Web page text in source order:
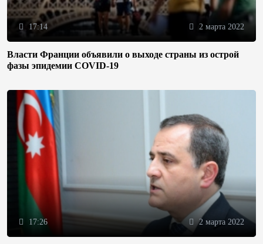
17:14 2 марта 2022
Власти Франции объявили о выходе страны из острой
фазы эпидемии COVID-19
17:26 2 марта 2022